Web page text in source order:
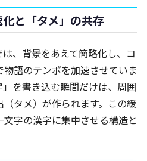
と「タメ」の共存
、背景をあえて簡略化し、コ
語のテンポを加速させていま
を書き込む瞬間だけは、周囲
タメ）が作られます。この緩
字の漢字に集中させる構造と